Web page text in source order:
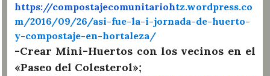
https://compostajecomunitariohtz.wordpress.co
m/2016/09/26/asi-fue-la-i-jornada-de-huerto-
y-compostaje-en-hortaleza/
-Crear Mini-Huertos con los vecinos en el
«Paseo del Colesterol»;